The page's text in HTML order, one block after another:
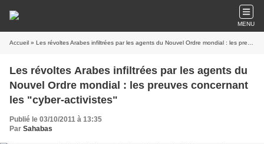
MENU
Accueil » Les révoltes Arabes infiltrées par les agents du Nouvel Ordre mondial : les preuves concernant les "cyber-activistes"
Les révoltes Arabes infiltrées par les agents du
Nouvel Ordre mondial : les preuves concernant
les "cyber-activistes"
Publié le 03/10/2011 à 13:35
Par Sahabas